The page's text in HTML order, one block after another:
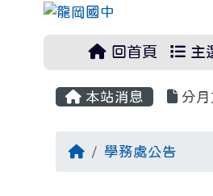
回首頁 主
本站消息 分月
回首頁學務處公告